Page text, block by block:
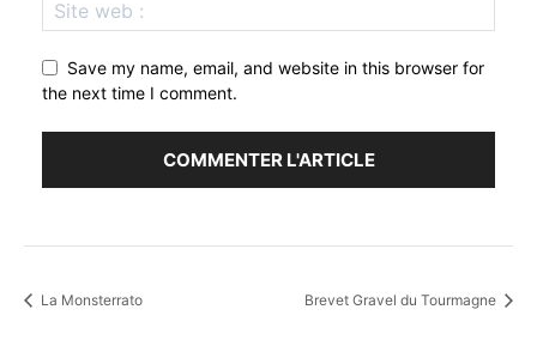
Save my name, email, and website in this browser for
the next time I comment.
La Monsterrato Brevet Gravel du Tourmagne